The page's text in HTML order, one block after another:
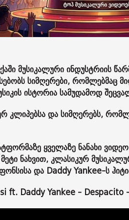
მუსიკალური ინდუსტრიის
სიმღერები, რომლებმაც
ისტორია სამუდამოდ
კლიპებსა და სიმღერებს,
ყველაზე ნანახი
ნახვით, კლასიკურ
და Daddy Yankee-ს
ft. Daddy Yankee -